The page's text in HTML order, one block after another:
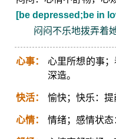
[be depressed;be in
闷闷不乐地拨弄着
心事：
心里所想的事
深造。
快活： 愉快；快乐：提
心情： 情绪；感情状态